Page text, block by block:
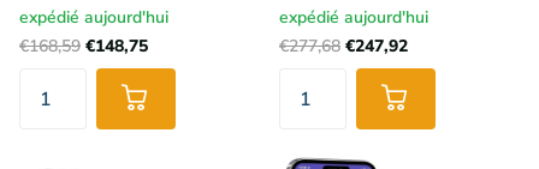
expédié aujourd'hui
€168,59 €148,75
expédié aujourd'hui
€277,68 €247,92